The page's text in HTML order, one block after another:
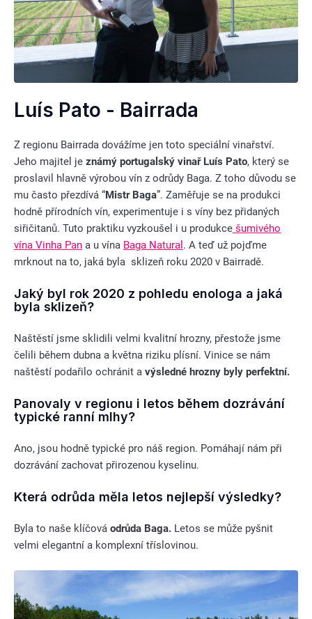
Luís Pato - Bairrada
Z regionu Bairrada dovážíme jen toto speciální vinařství.
Jeho majitel je známý portugalský vinař Luís Pato, který se
proslavil hlavně výrobou vín z odrůdy Baga. Z toho důvodu se
mu často přezdívá “Mistr Baga”. Zaměřuje se na produkci
hodně přírodních vín, experimentuje i s víny bez přidaných
siřičitanů. Tuto praktiku vyzkoušel i u produkce šumivého
vína Vinha Pan a u vína Baga Natural . A teď už pojďme
mrknout na to, jaká byla sklizeň roku 2020 v Bairradě.
Jaký byl rok 2020 z pohledu enologa a jaká
byla sklizeň?
Naštěstí jsme sklidili velmi kvalitní hrozny, přestože jsme
čelili během dubna a května riziku plísní. Vinice se nám
naštěstí podařilo ochránit a výsledné hrozny byly perfektní.
Panovaly v regionu i letos během dozrávání
typické ranní mlhy?
Ano, jsou hodně typické pro náš region. Pomáhají nám při
dozrávání zachovat přirozenou kyselinu.
Která odrůda měla letos nejlepší výsledky?
Byla to naše klíčová odrůda Baga. Letos se může pyšnit
velmi elegantní a komplexní tříslovinou.